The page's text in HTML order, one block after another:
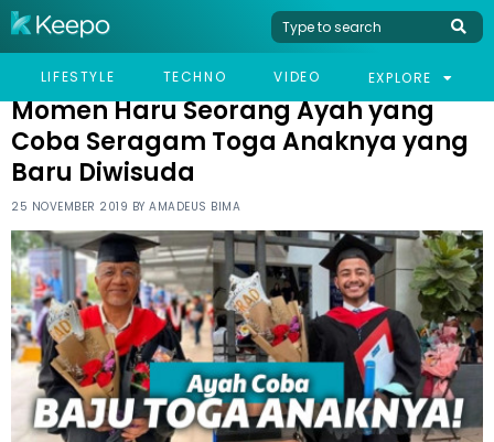
LIFESTYLE TECHNO VIDEO EXPLORE
HOME VIRAL
MOMEN HARU SEORANG AYAH YANG COBA SERAGAM TOGA
Momen Haru Seorang Ayah yang
Coba Seragam Toga Anaknya yang
Baru Diwisuda
25 NOVEMBER 2019 BY AMADEUS BIMA